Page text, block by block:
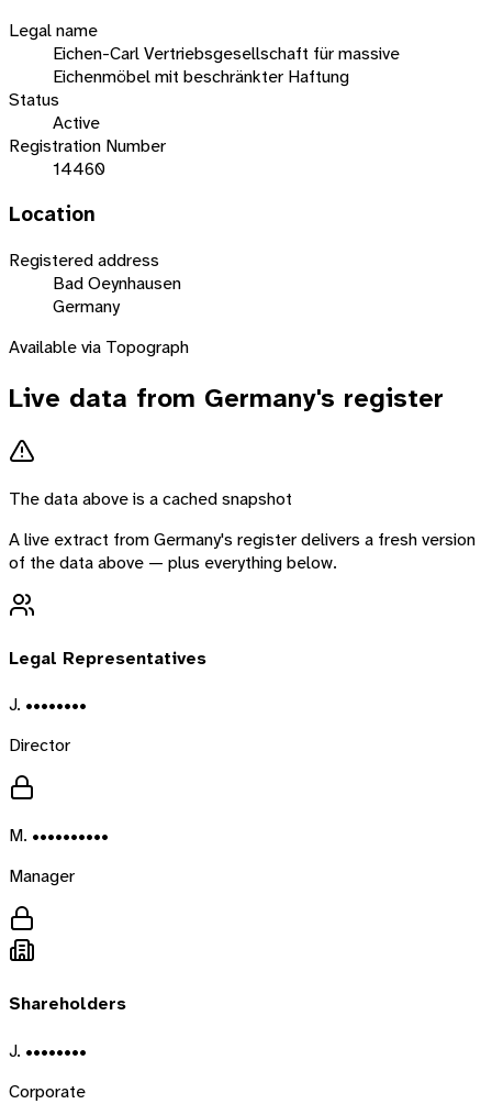
Legal name
Eichen-Carl Vertriebsgesellschaft für massive
Eichenmöbel mit beschränkter Haftung
Status
Active
Registration Number
14460
Location
Registered address
Bad Oeynhausen
Germany
Available via Topograph
Live data from Germany's register
The data above is a cached snapshot
A live extract fromGermany's register delivers a fresh version
of the data above — plus everything below.
Legal Representatives
J. ••••••••
Director
M. ••••••••••
Manager
Shareholders
J. ••••••••
Corporate